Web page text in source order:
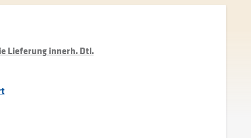
Lieferung innerh. Dtl.